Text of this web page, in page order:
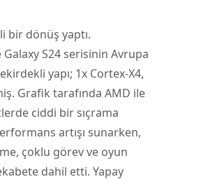
bir dönüş yaptı.
S24 serisinin Avrupa
yapı; 1x Cortex-X4,
Grafik tarafında AMD ile
ciddi bir sıçrama
artışı sunarken,
çoklu görev ve oyun
dahil etti. Yapay